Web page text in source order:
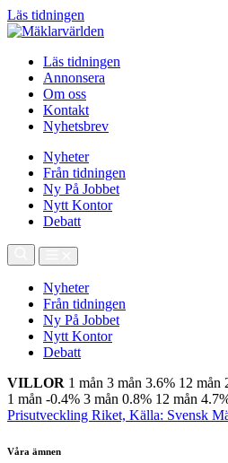
Läs tidningen
Läs tidningen
Annonsera
Om oss
Kontakt
Nyhetsbrev
Nyheter
Från tidningen
Ny På Jobbet
Nytt Kontor
Debatt
Nyheter
Från tidningen
Ny På Jobbet
Nytt Kontor
Debatt
VILLOR 1 mån 3 mån 3.6% 12 mån
1 mån -0.4% 3 mån 0.8% 12 mån
Prisutveckling Riket, Källa: Svensk
Våra ämnen